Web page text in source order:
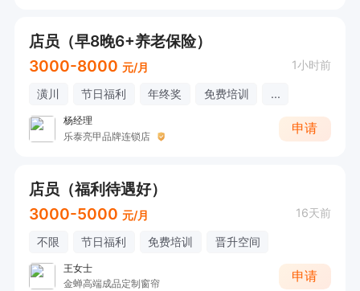
店员（早8晚6+养老保险）
3000-8000 元/月 1小时前
潢川 节日福利 年终奖 免费培训 ...
杨经理
乐泰亮甲品牌连锁店
申请
店员（福利待遇好）
3000-5000 元/月 16天前
不限 节日福利 免费培训 晋升空间
王女士
金蝉高端成品定制窗帘
申请